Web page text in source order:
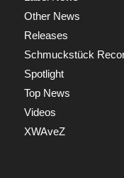
Other News
Releases
Schmuckstück
Spotlight
Top News
Videos
XWAveZ